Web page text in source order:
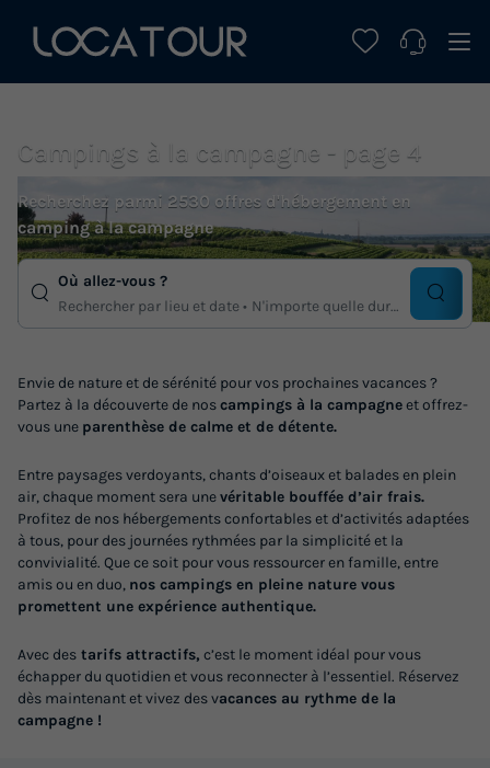
Campings à la campagne - page 4
Recherchez parmi 2530 offres d'hébergement en
camping à la campagne
Où allez-vous ?
Rechercher par lieu et date
N'importe quelle duree
Envie de nature et de sérénité pour vos prochaines vacances ?
Partez à la découverte de noscampings à la campagneet offrez-
vous une parenthèse de calme et de détente.
Entre paysages verdoyants, chants d’oiseaux et balades en plein
air, chaque moment sera unevéritable bouffée d’air frais.
Profitez de nos hébergements confortables et d’activités adaptées
à tous, pour des journées rythmées par la simplicité et la
convivialité. Que ce soit pour vous ressourcer en famille, entre
amis ou en duo, nos campings en pleine nature vous
promettent une expérience authentique.
Avec des tarifs attractifs, c’est le moment idéal pour vous
échapper du quotidien et vous reconnecter à l’essentiel. Réservez
dès maintenant et vivez des vacances au rythme de la
campagne !